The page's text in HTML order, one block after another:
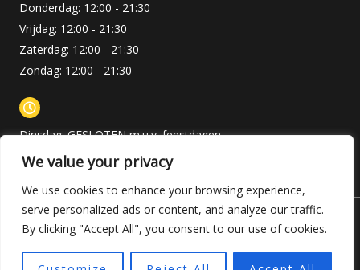
We value your privacy
We use cookies to enhance your browsing experience,
serve personalized ads or content, and analyze our traffic.
By clicking "Accept All", you consent to our use of cookies.
Donderdag: 12:00 - 21:30
Vrijdag: 12:00 - 21:30
Zaterdag: 12:00 - 21:30
Zondag: 12:00 - 21:30
Dinsdag: GESLOTEN m.u.v. feestdagen
Copyright © 2026 Sakurahoogezand